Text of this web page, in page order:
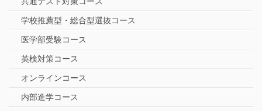
学校推薦型・総合型選抜コース
医学部受験コース
英検対策コース
オンラインコース
内部進学コース